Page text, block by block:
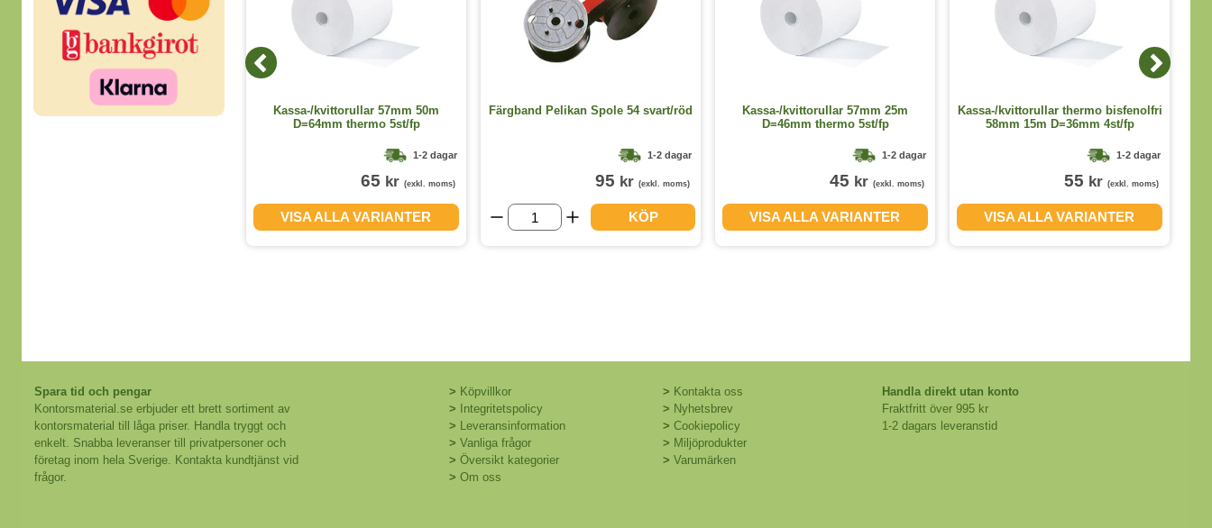
Kassa-/kvittorullar thermo bisfenolfri
Kassa-/kvittorullar 57mm 50m
D=64mm thermo 5st/fp
1-2 dagar
65 kr (exkl. moms)
VISA ALLA VARIANTER
Färgband Pelikan Spole 54 svart/röd
1-2 dagar
95 kr (exkl. moms)
KÖP
Kassa-/kvittorullar 57mm 25m
D=46mm thermo 5st/fp
1-2 dagar
45 kr (exkl. moms)
VISA ALLA VARIANTER
Kassa-/kvittorullar thermo bisfenolfri
58mm 15m D=36mm 4st/fp
1-2 dagar
55 kr (exkl. moms)
VISA ALLA VARIANTER
Spara tid och pengar
Kontorsmaterial.se erbjuder ett brett sortiment av
kontorsmaterial till låga priser. Handla tryggt och
enkelt. Snabba leveranser till privatpersoner och
företag inom hela Sverige. Kontakta kundtjänst vid
frågor.
> Köpvillkor
>
Integritetspolicy
> Leveransinformation
> Vanliga frågor
> Översikt kategorier
> Om oss
> Kontakta oss
> Nyhetsbrev
> Cookiepolicy
> Miljöprodukter
> Varumärken
Handla direkt utan konto
Fraktfritt över 995 kr
1-2 dagars leveranstid